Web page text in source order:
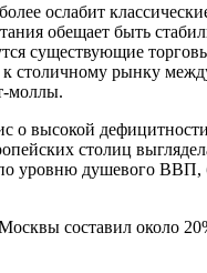
ослабит
обещает быть
существующие
столичному рынку
моллы.
о высокой
столиц
уровню душевого
составил около